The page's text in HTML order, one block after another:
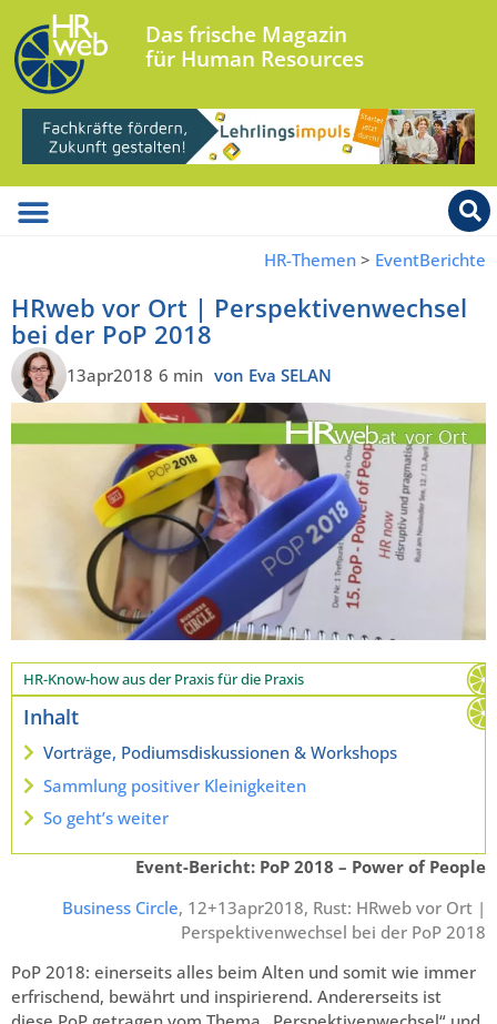
Das frische Magazin
für Human Resources
HR-Themen > EventBerichte
HRweb vor Ort | Perspektivenwechsel
bei der PoP 2018
13apr2018 6 min von Eva SELAN
HR-Know-how aus der Praxis für die Praxis
Inhalt
Vorträge, Podiumsdiskussionen & Workshops
Sammlung positiver Kleinigkeiten
So geht’s weiter
Event-Bericht: PoP 2018 – Power of People
Business Circle, 12+13apr2018, Rust: HRweb vor Ort |
Perspektivenwechsel bei der PoP 2018
PoP 2018: einerseits alles beim Alten und somit wie immer
erfrischend, bewährt und inspirierend. Andererseits ist